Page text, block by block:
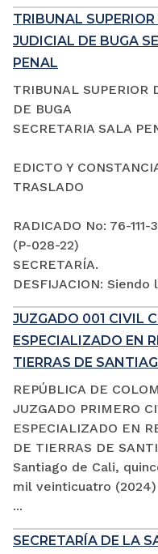
TRIBUNAL
JUDICIAL DE BUGA
PENAL
TRIBUNAL SUPERIOR
DE BUGA
SECRETARIA SALA
EDICTO Y
TRASLADO
RADICADO No: 76-
(P-028-22)
SECRETARÍA.
DESFIJACION: Siendo
JUZGADO 001 CIVIL
ESPECIALIZADO EN
TIERRAS DE
REPÚBLICA DE
JUZGADO PRIMERO
ESPECIALIZADO EN
DE TIERRAS DE
Santiago de Cali,
mil veinticuatro (2024)
...
SECRETARÍA DE LA